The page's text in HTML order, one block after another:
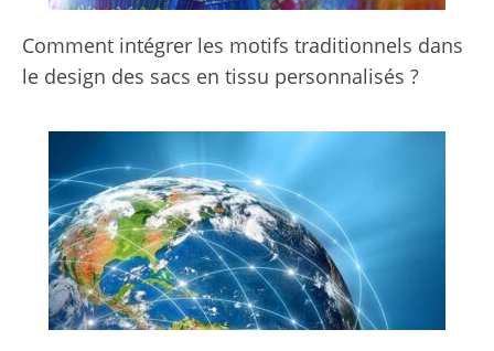
Comment intégrer les motifs traditionnels dans
le design des sacs en tissu personnalisés ?